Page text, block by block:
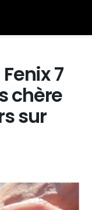
7
chère
sur